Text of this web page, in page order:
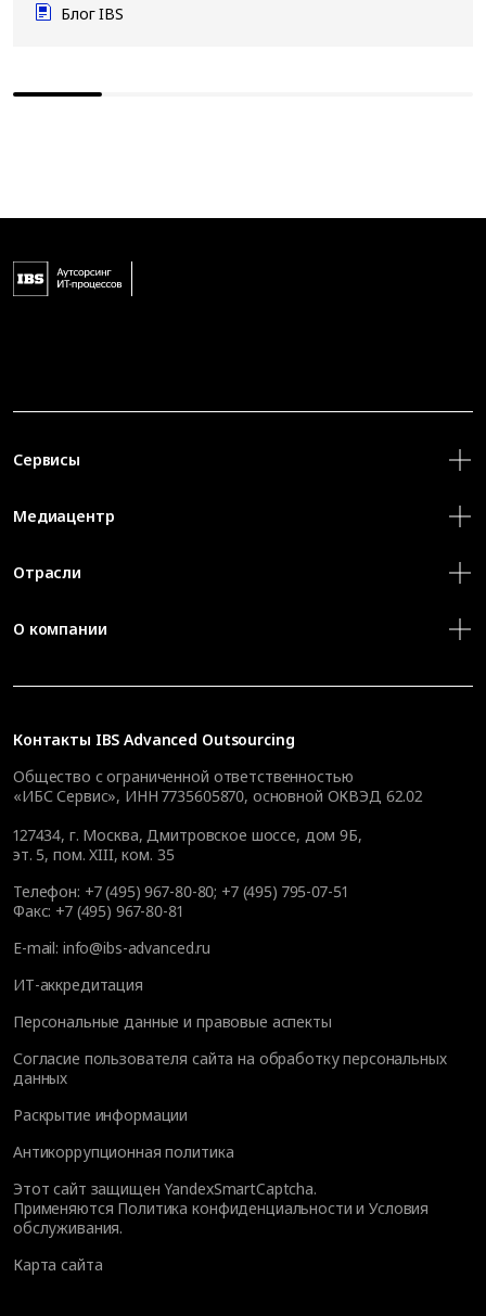
Блог IBS
Контакты IBS Advanced Outsourcing
Общество с ограниченной ответственностью
«ИБС Сервис», ИНН 7735605870, основной ОКВЭД 62.02
127434, г. Москва, Дмитровское шоссе, дом 9Б,
эт. 5, пом. XIII, ком. 35
Телефон: +7 (495) 967-80-80; +7 (495) 795-07-51
Факс: +7 (495) 967-80-81
E-mail: info@ibs-advanced.ru
ИТ-аккредитация
Персональные данные и правовые аспекты
Согласие пользователя сайта на обработку персональных
данных
Раскрытие информации
Антикоррупционная политика
Этот сайт защищен YandexSmartCaptcha.
Применяются Политика конфиденциальности иУсловия
обслуживания.
Карта сайта
Сервисы
Медиацентр
Отрасли
О компании